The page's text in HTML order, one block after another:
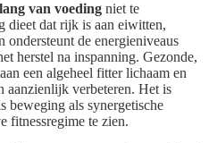
van voeding niet te
dieet dat rijk is aan eiwitten,
ondersteunt de energieniveaus
herstel na inspanning. Gezonde,
een algeheel fitter lichaam en
aanzienlijk verbeteren. Het is
beweging als synergetische
fitnessregime te zien.